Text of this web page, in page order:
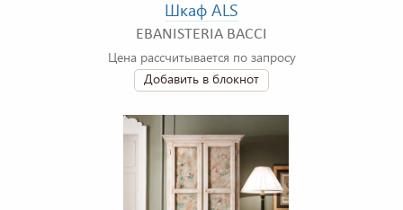
Шкаф ALS
EBANISTERIA BACCI
Цена рассчитывается по запросу
Добавить в блокнот